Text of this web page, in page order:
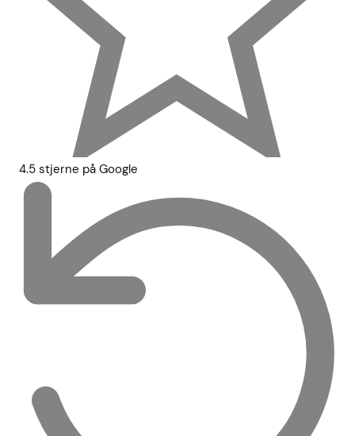
4.5 stjerne på Google